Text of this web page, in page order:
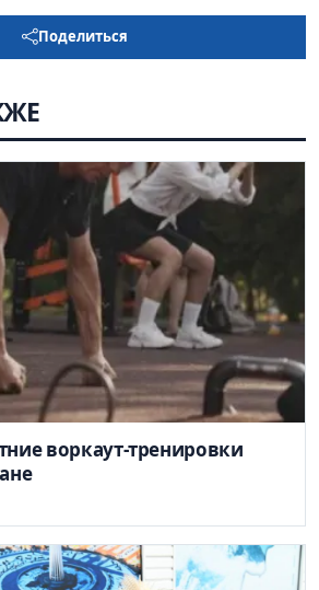
Поделиться
воркаут-тренировки